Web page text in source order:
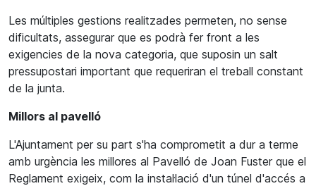
Les múltiples gestions realitzades permeten, no sense
dificultats, assegurar que es podrà fer front a les
exigencies de la nova categoria, que suposin un salt
pressupostari important que requeriran el treball constant
de la junta.
Millors al pavelló
L'Ajuntament per su part s'ha comprometit a dur a terme
amb urgència les millores al Pavelló de Joan Fuster que el
Reglament exigeix, com la instal·lació d'un túnel d'accés a